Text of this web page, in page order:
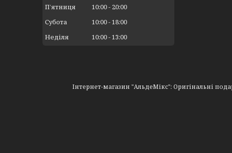
Пʼятниця
10:00
20:00
Субота
10:00 18:00
Неділя
10:00 13:00